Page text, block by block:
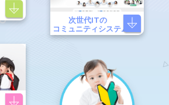
次世代ITの
コミュニティシステム